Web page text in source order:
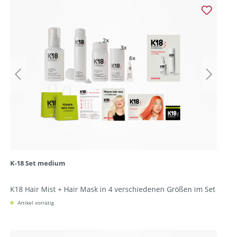
K-18 Set medium
K18 Hair Mist + Hair Mask in 4 verschiedenen Größen im Set
Artikel vorrätig